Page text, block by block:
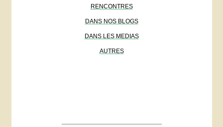
RENCONTRES
DANS NOS BLOGS
DANS LES MEDIAS
AUTRES